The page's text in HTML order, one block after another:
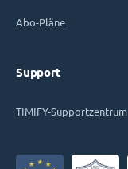
Abo-Pläne
Support
TIMIFY-Supportzentrum